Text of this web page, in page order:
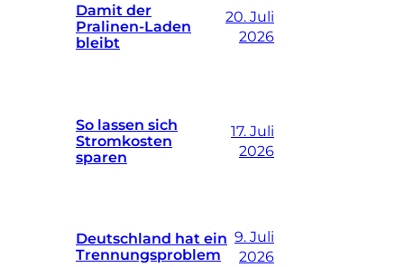
Damit der
Pralinen-Laden
bleibt
20. Juli
2026
So lassen sich
Stromkosten
sparen
17. Juli
2026
Deutschland hat ein
Trennungsproblem
9. Juli
2026